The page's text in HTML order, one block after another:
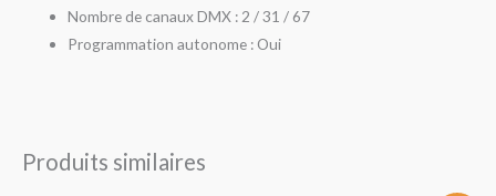
Nombre de canaux DMX : 2 / 31 / 67
Programmation autonome : Oui
Produits similaires